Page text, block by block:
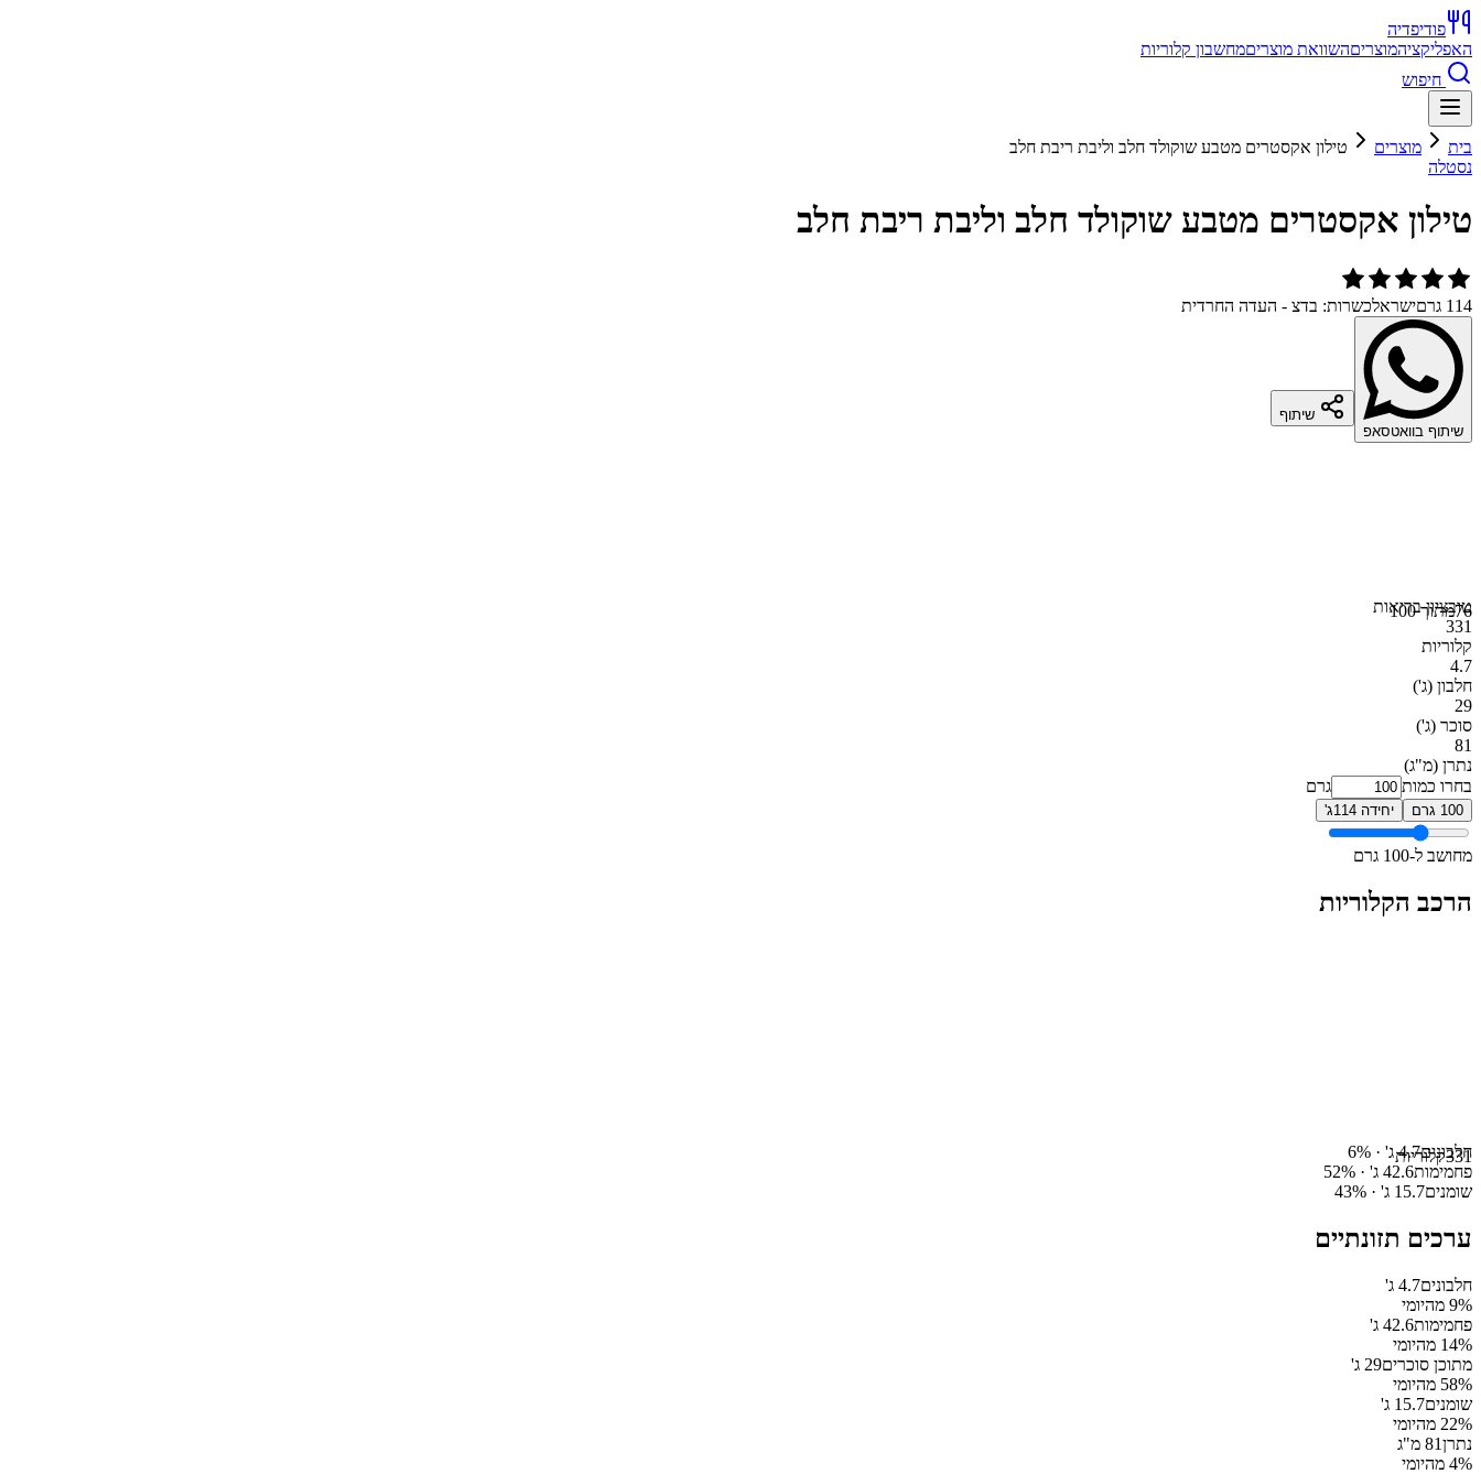
פודיפדיה
האפליקציהמוצריםהשוואת מוצריםמחשבון קלוריות
חיפוש
בית מוצרים
טילון אקסטרים מטבע שוקולד חלב וליבת ריבת חלב
נסטלה
טילון אקסטרים מטבע שוקולד חלב וליבת ריבת חלב
114 גרם ישראלכשרות: בדצ - העדה החרדית
שיתוף בוואטסאפ
שיתוף
76מתוך 100טובציון בריאות
331
קלוריות
4.7
חלבון (ג')
29
סוכר (ג')
81
נתרן (מ"ג)
בחרו כמות
גרם
100 גרם יחידה 114ג'
מחושב ל-100 גרם
הרכב הקלוריות
331קלוריותחלבונים4.7ג' · 6%
פחמימות42.6 ג' · 52%
שומנים15.7 ג' · 43%
ערכים תזונתיים
חלבונים4.7 ג'
9% מהיומי
פחמימות42.6 ג'
14% מהיומי
מתוכן סוכרים29 ג'
58% מהיומי
שומנים15.7 ג'
22% מהיומי
נתרן81 מ"ג
4% מהיומי